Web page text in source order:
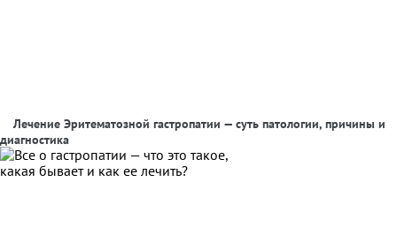
Лечение Эритематозной гастропатии — суть патологии, причины и
диагностика